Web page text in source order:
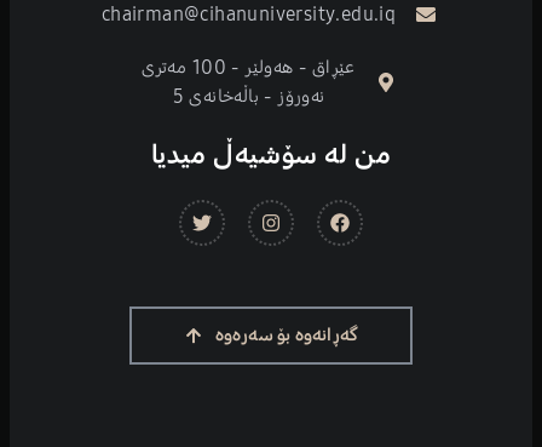
chairman@cihanuniversity.edu.iq
عێڕاق - هەولێر - 100 مەتری
نەورۆز - باڵەخانەی 5
من لە سۆشیەڵ میدیا
گەڕانەوە بۆ سەرەوە